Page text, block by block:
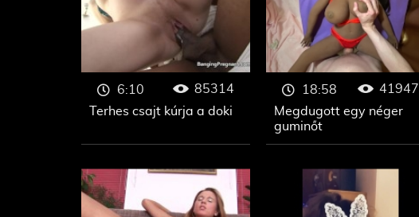
Terhes csajt kúrja a doki
6:10
85314
Megdugott egy néger
guminőt
18:58
41947